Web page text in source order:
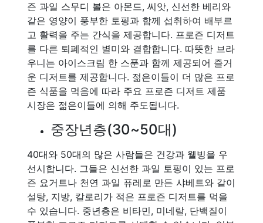
즌 과일 스무디 볼은 아몬드, 씨앗, 신선한 베리와
같은 영양이 풍부한 토핑과 함께 섭취하여 배부르
고 활력을 주는 간식을 제공합니다. 프로즌 디저트
를 다른 퇴폐적인 별미와 결합합니다. 따뜻한 브라
우니는 아이스크림 한 스푼과 함께 제공되어 즐거
운 디저트를 제공합니다. 젊은이들이 더 많은 프로
즌 식품을 먹음에 따라 주요 프로즌 디저트 제품
시장은 젊은이들에 의해 주도됩니다.
중장년층(30~50대)
40대와 50대의 많은 사람들은 건강과 웰빙을 우
선시합니다. 그들은 신선한 과일 토핑이 있는 프로
즌 요거트나 천연 과일 퓨레로 만든 샤베트와 같이
설탕, 지방, 칼로리가 적은 프로즌 디저트를 먹을
수 있습니다. 중년층은 비타민, 미네랄, 단백질이